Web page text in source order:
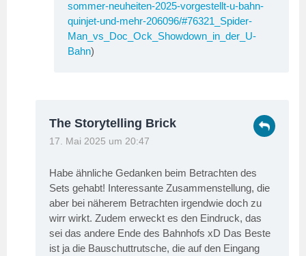
sommer-neuheiten-2025-vorgestellt-u-bahn-
quinjet-und-mehr-206096/#76321_Spider-
Man_vs_Doc_Ock_Showdown_in_der_U-
Bahn)
The Storytelling Brick
17. Mai 2025 um 20:47
Habe ähnliche Gedanken beim Betrachten des
Sets gehabt! Interessante Zusammenstellung, die
aber bei näherem Betrachten irgendwie doch zu
wirr wirkt. Zudem erweckt es den Eindruck, das
sei das andere Ende des Bahnhofs xD Das Beste
ist ja die Bauschuttrutsche, die auf den Eingang